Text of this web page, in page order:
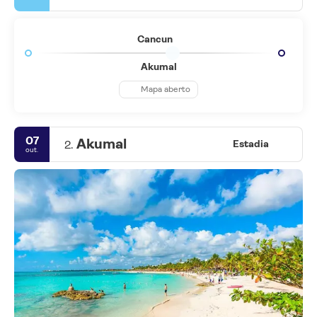
Cancun
Akumal
Mapa aberto
07
out. 2. Akumal Estadia